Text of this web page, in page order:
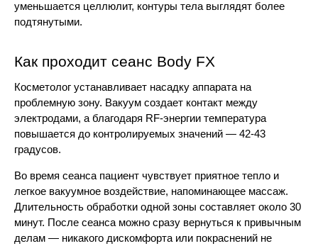
уменьшается целлюлит, контуры тела выглядят более
подтянутыми.
Как проходит сеанс Body FX
Косметолог устанавливает насадку аппарата на
проблемную зону. Вакуум создает контакт между
электродами, а благодаря RF-энергии температура
повышается до контролируемых значений — 42-43
градусов.
Во время сеанса пациент чувствует приятное тепло и
легкое вакуумное воздействие, напоминающее массаж.
Длительность обработки одной зоны составляет около 30
минут. После сеанса можно сразу вернуться к привычным
делам — никакого дискомфорта или покраснений не